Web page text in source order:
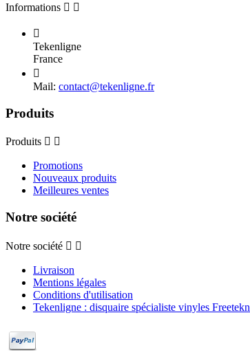
Informations  

Tekenligne
France

Mail: contact@tekenligne.fr
Produits
Produits  
Promotions
Nouveaux produits
Meilleures ventes
Notre société
Notre société  
Livraison
Mentions légales
Conditions d'utilisation
Tekenligne : disquaire spécialiste vinyles